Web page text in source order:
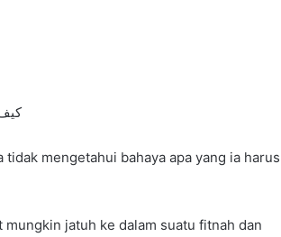
mengetahui bahaya apa yang ia harus
jatuh ke dalam suatu fitnah dan